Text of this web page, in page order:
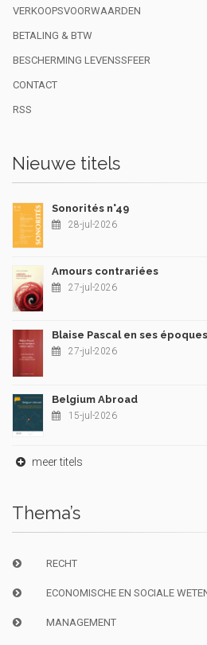
VERKOOPSVOORWAARDEN
BETALING & BTW
BESCHERMING LEVENSSFEER
CONTACT
RSS
Nieuwe titels
Sonorités n°49
28-jul-2026
Amours contrariées
27-jul-2026
Blaise Pascal en ses
27-jul-2026
Belgium Abroad
15-jul-2026
meer titels
Thema’s
RECHT
ECONOMISCHE EN SOCIALE
MANAGEMENT